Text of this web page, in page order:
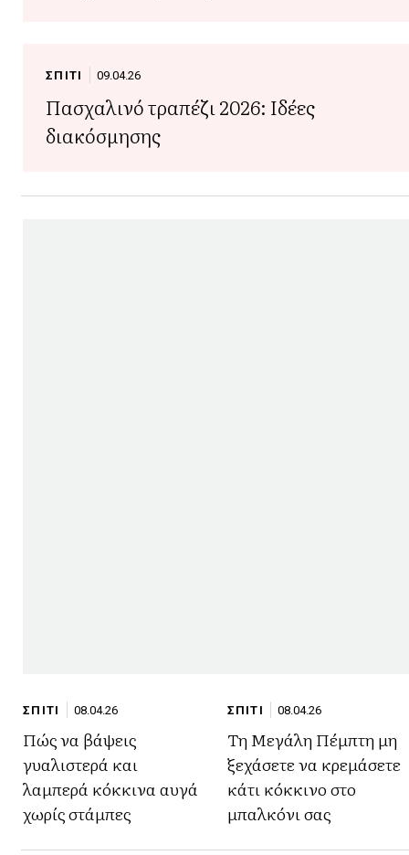
ΣΠΙΤΙ 09.04.26
Πασχαλινό τραπέζι 2026: Ιδέες
διακόσμησης
ΣΠΙΤΙ 08.04.26
Πώς να βάψεις
γυαλιστερά και
λαμπερά κόκκινα αυγά
χωρίς στάμπες
ΣΠΙΤΙ 08.04.26
Τη Μεγάλη Πέμπτη μη
ξεχάσετε να κρεμάσετε
κάτι κόκκινο στο
μπαλκόνι σας